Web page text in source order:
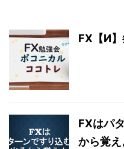
FX【И
FXはパ
から覚え